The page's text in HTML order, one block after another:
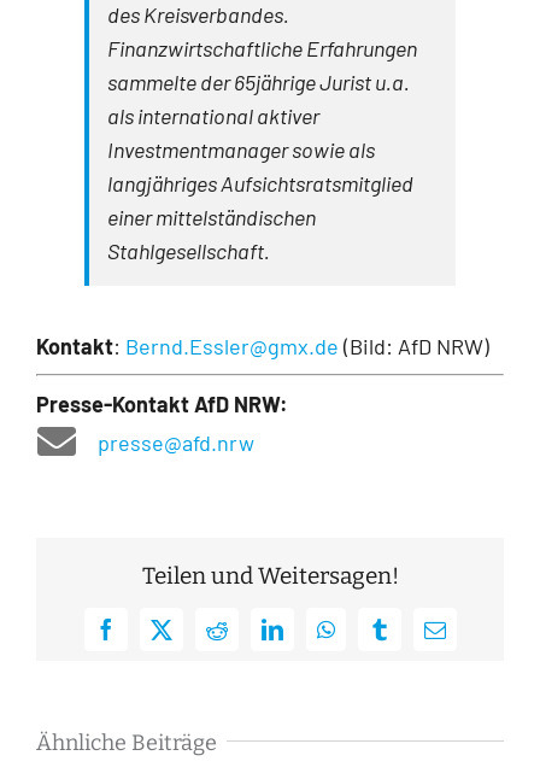
des Kreisverbandes.
Finanzwirtschaftliche Erfah­rungen
sammelte der 65jährige Jurist u.a.
als international aktiver
Investmentmanager sowie als
langjähriges Aufsichtsratsmitglied
einer mittelständischen
Stahlgesellschaft.
Kontakt: Bernd.Essler@gmx.de (Bild: AfD NRW)
Presse-Kontakt AfD NRW:
presse@afd.nrw
Teilen und Weitersagen!
Facebook
X RedditLinkedInWhatsAppTumblrE-
Ähnliche Beiträge